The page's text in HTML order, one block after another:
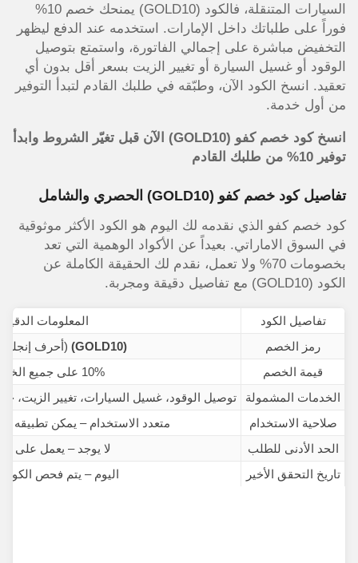
السيارات المتنقلة، فالكود (GOLD10) يمنحك خصم 10%
فوراً على طلباتك داخل الإمارات. استخدمه عند الدفع ليظهر
التخفيض مباشرة على إجمالي الفاتورة، واستمتع بتوصيل
الوقود أو غسيل السيارة أو تغيير الزيت بسعر أقل بدون أي
تعقيد. انسخ الكود الآن، وطبّقه في طلبك القادم لتبدأ التوفير
من أول خدمة.
انسخ كود خصم كفو (GOLD10) الآن قبل تغيّر الشروط وابدأ
توفير 10% من طلبك القادم
تفاصيل كود خصم كفو (GOLD10) الحصري والشامل
كود خصم كفو الذي نقدمه لك اليوم هو الكود الأكثر موثوقية
في السوق الاماراتي. بعيداً عن الأكواد الوهمية التي تعد
بخصومات 70% ولا تعمل، نقدم لك الحقيقة الكاملة عن
الكود (GOLD10) مع تفاصيل دقيقة ومجربة.
تفاصيل الكود
المعلومات
رمز الخصم
(GOLD10)
(أحرف
قيمة الخصم
10% على جميع الخدمات
الخدمات المشمولة
توصيل الوقود، غسيل السيارات، تغيير الزيت،
صلاحية الاستخدام
متعدد الاستخدام – يمكن
الحد الأدنى للطلب
لا يوجد – يعمل على
تاريخ التحقق الأخير
اليوم – يتم فحص الكود